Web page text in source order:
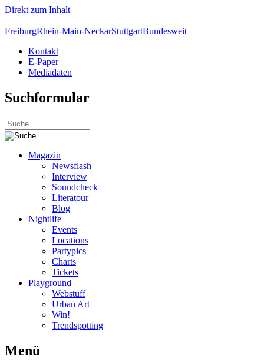
Direkt zum Inhalt
FreiburgRhein-Main-NeckarStuttgartBundesweit
Kontakt
E-Paper
Mediadaten
Suchformular
Magazin
Newsflash
Interview
Soundcheck
Literatour
Blog
Nightlife
Events
Locations
Partypics
Charts
Tickets
Playground
Webstuff
Urban Art
Win!
Trendspotting
Menü